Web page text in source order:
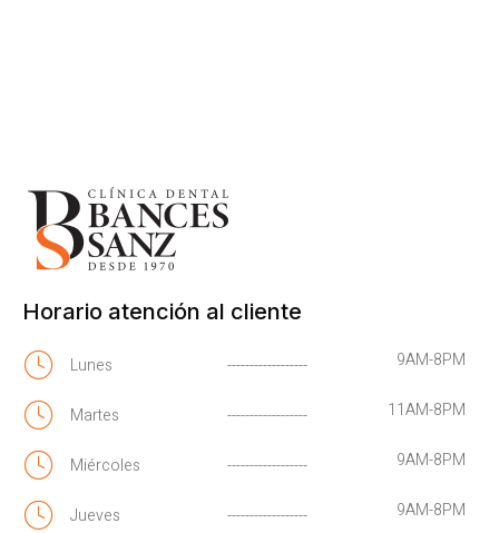
Horario atención al cliente
Lunes ------------------ 9AM-8PM
Martes ------------------ 11AM-8PM
Miércoles ------------------ 9AM-8PM
Jueves ------------------ 9AM-8PM